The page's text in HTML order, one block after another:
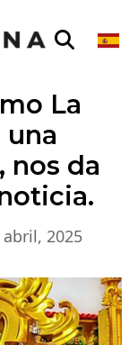
La
una
nos da
abril, 2025